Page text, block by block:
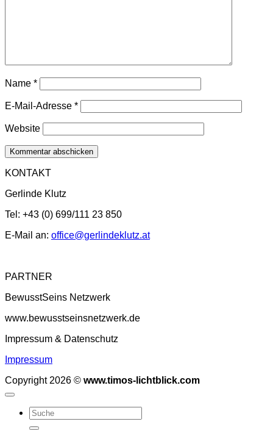
Name *
E-Mail-Adresse *
Website
KONTAKT
Gerlinde Klutz
Tel: +43 (0) 699/111 23 850
E-Mail an: office@gerlindeklutz.at
PARTNER
BewusstSeins Netzwerk
www.bewusstseinsnetzwerk.de
Impressum & Datenschutz
Impressum
Copyright 2026 © www.timos-lichtblick.com